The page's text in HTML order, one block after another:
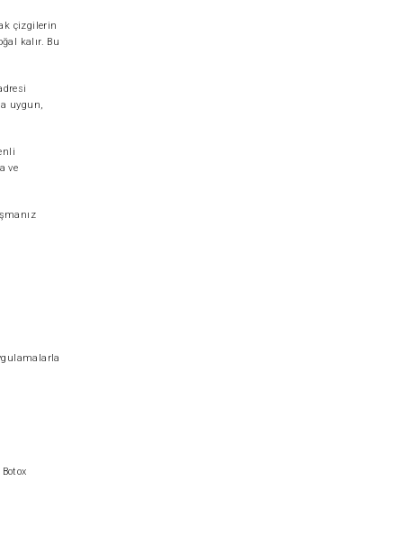
çizgilerin
kalır. Bu
uygun,
ve